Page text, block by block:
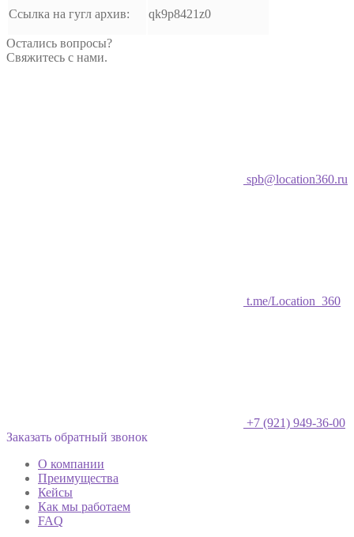
Ссылка на гугл архив: qk9p8421z0
Остались вопросы?
Свяжитесь с нами.
spb@location360.ru
t.me/Location_360
+7 (921) 949-36-00
Заказать обратный звонок
О компании
Преимущества
Кейсы
Как мы работаем
FAQ